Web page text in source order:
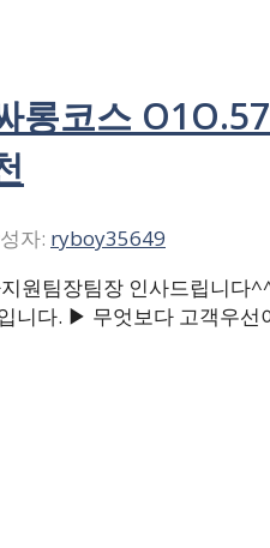
롱코스
자: ryboy35649
원팀장팀장 인사드립니
니다. ▶ 무엇보다 고객우